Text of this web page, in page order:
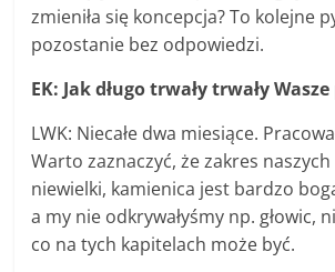
zmieniła się koncepcja? To kolejne
pozostanie bez odpowiedzi.
EK: Jak długo trwały trwały
LWK: Niecałe dwa miesiące.
Warto zaznaczyć, że zakres naszych
niewielki, kamienica jest bardzo
a my nie odkrywałyśmy np. głowic,
co na tych kapitelach może być.